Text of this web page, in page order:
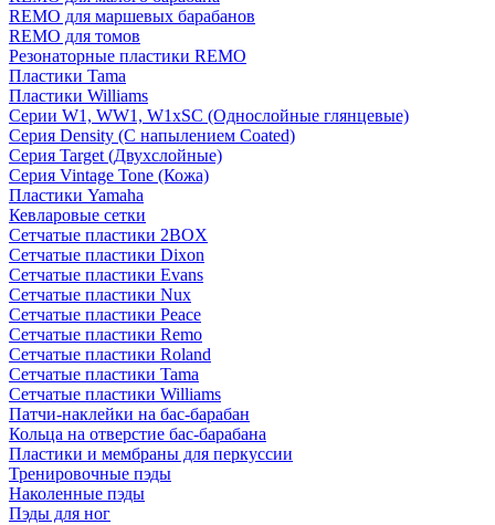
REMO для маршевых барабанов
REMO для томов
Резонаторные пластики REMO
Пластики Tama
Пластики Williams
Серии W1, WW1, W1xSC (Однослойные глянцевые)
Серия Density (C напылением Coated)
Серия Target (Двухслойные)
Серия Vintage Tone (Кожа)
Пластики Yamaha
Кевларовые сетки
Сетчатые пластики 2BOX
Сетчатые пластики Dixon
Сетчатые пластики Evans
Сетчатые пластики Nux
Сетчатые пластики Peace
Сетчатые пластики Remo
Сетчатые пластики Roland
Сетчатые пластики Tama
Сетчатые пластики Williams
Патчи-наклейки на бас-барабан
Кольца на отверстие бас-барабана
Пластики и мембраны для перкуссии
Тренировочные пэды
Наколенные пэды
Пэды для ног